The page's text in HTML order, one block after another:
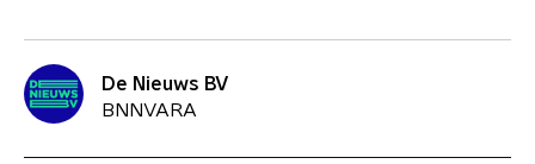
De Nieuws BV
BNNVARA